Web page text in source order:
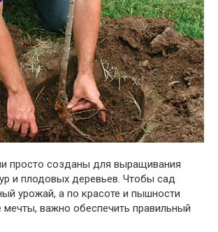
просто созданы для выращивания
и плодовых деревьев. Чтобы сад
урожай, а по красоте и пышности
мечты, важно обеспечить правильный